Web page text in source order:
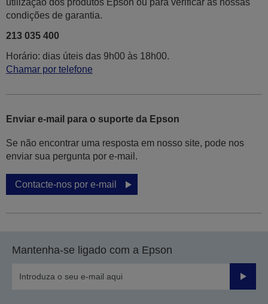
utilização dos produtos Epson ou para verificar as nossas
condições de garantia.
213 035 400
Horário: dias úteis das 9h00 às 18h00.
Chamar por telefone
Enviar e-mail para o suporte da Epson
Se não encontrar uma resposta em nosso site, pode nos
enviar sua pergunta por e-mail.
Contacte-nos por e-mail
Mantenha-se ligado com a Epson
Enviar